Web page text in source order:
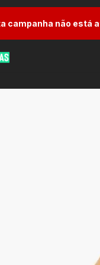
campanha não está